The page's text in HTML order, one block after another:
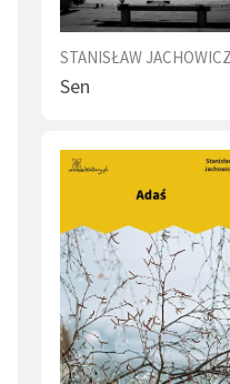
powiastek pt.Bajki i
ukazywały się
tym samym tytułem; w
powiastek dydaktyczno-
również w periodykach
redagował przez rok
przy współudziale
wydawać pierwsze w
dzieci - „Dziennik dla
gazety i książki miały
STANISŁAW JACHOWICZ
Sen